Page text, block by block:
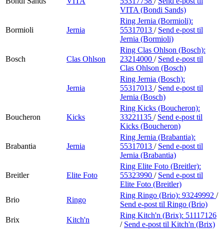
VITA (Bondi Sands)
Bormioli Jernia
Ring Jernia (Bormioli):
55317013 / Send e-post til
Jernia (Bormioli)
Bosch Clas Ohlson
Ring Clas Ohlson (Bosch):
23214000 / Send e-post til
Clas Ohlson (Bosch)
Jernia
Ring Jernia (Bosch):
55317013 / Send e-post til
Jernia (Bosch)
Boucheron Kicks
Ring Kicks (Boucheron):
33221135 / Send e-post til
Kicks (Boucheron)
Brabantia Jernia
Ring Jernia (Brabantia):
55317013 / Send e-post til
Jernia (Brabantia)
Breitler Elite Foto
Ring Elite Foto (Breitler):
55323990 / Send e-post til
Elite Foto (Breitler)
Brio
Ringo
Ring Ringo (Brio): 93249992 /
Send e-post til Ringo (Brio)
Brix
Kitch'n
Ring Kitch'n (Brix): 51117126
/ Send e-post til Kitch'n (Brix)